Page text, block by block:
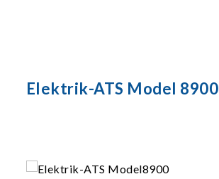
Elektrik-ATS Model 8900